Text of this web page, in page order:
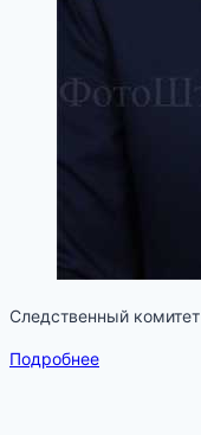
Следственный комитет
Подробнее